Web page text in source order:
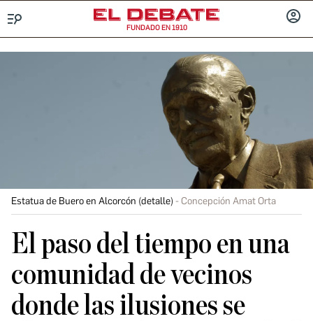
FUNDADO EN 1910
Estatua de Buero en Alcorcón (detalle) Concepción Amat Orta
El paso del tiempo en una
comunidad de vecinos
donde las ilusiones se